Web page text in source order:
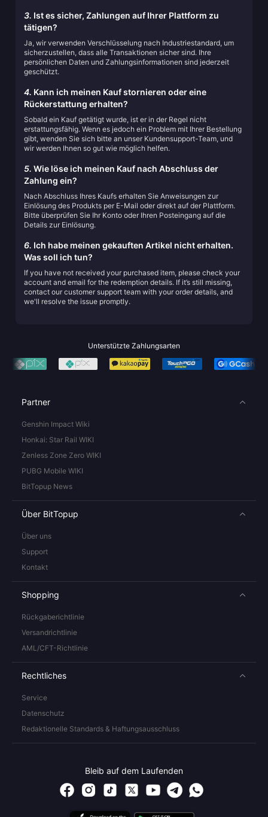
3. Ist es sicher, Zahlungen auf Ihrer Plattform zu
tätigen?
Ja, wir verwenden Verschlüsselung nach Industriestandard, um
sicherzustellen, dass alle Transaktionen sicher sind. Ihre
persönlichen Daten und Zahlungsinformationen sind jederzeit
geschützt.
4. Kann ich meinen Kauf stornieren oder eine
Rückerstattung erhalten?
Sobald ein Kauf getätigt wurde, ist er in der Regel nicht
erstattungsfähig. Wenn es jedoch ein Problem mit Ihrer Bestellung
gibt, wenden Sie sich bitte an unser Kundensupport-Team, und
wir werden Ihnen so gut wie möglich helfen.
5. Wie löse ich meinen Kauf nach Abschluss der
Zahlung ein?
Nach Abschluss Ihres Kaufs erhalten Sie Anweisungen zur
Einlösung des Produkts per E-Mail oder direkt auf der Plattform.
Bitte überprüfen Sie Ihr Konto oder Ihren Posteingang auf die
Details zur Einlösung.
6. Ich habe meinen gekauften Artikel nicht erhalten.
Was soll ich tun?
If you have not received your purchased item, please check your
account and email for the redemption details. If it’s still missing,
contact our customer support team with your order details, and
we'll resolve the issue promptly.
Unterstützte Zahlungsarten
Partner
Genshin Impact Wiki
Honkai: Star Rail WIKI
Zenless Zone Zero WIKI
PUBG Mobile WIKI
BitTopup News
Über BitTopup
Über uns
Support
Kontakt
Shopping
Rückgaberichtlinie
Versandrichtlinie
AML/CFT-Richtlinie
Rechtliches
Service
Datenschutz
Redaktionelle Standards & Haftungsausschluss
Bleib auf dem Laufenden